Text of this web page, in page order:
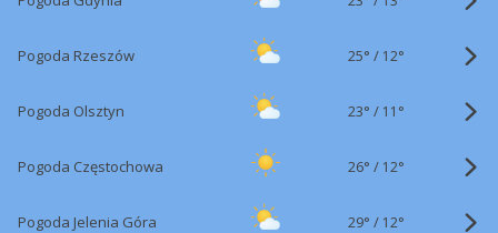
Pogoda Rzeszów 25° / 12°
Pogoda Olsztyn 23° / 11°
Pogoda Częstochowa 26° / 12°
Pogoda Jelenia Góra 29° / 12°